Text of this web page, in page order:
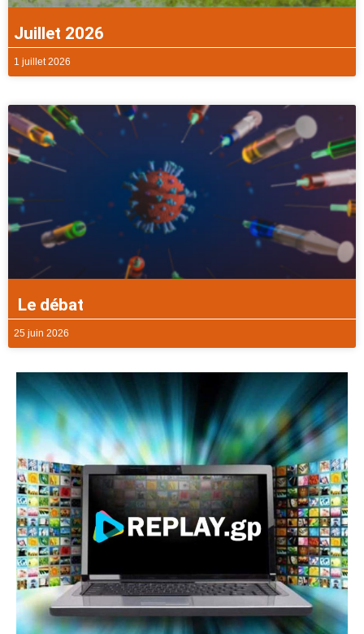
Juillet 2026
1 juillet 2026
Le débat
25 juin 2026